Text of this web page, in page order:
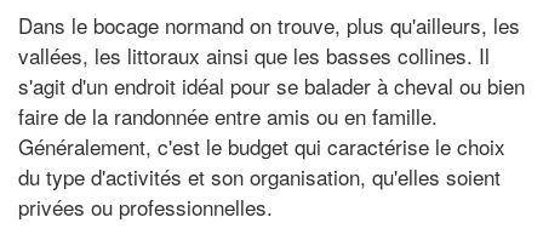
Dans le bocage normand on trouve, plus qu'ailleurs, les
vallées, les littoraux ainsi que les basses collines. Il
s'agit d'un endroit idéal pour se balader à cheval ou bien
faire de la randonnée entre amis ou en famille.
Généralement, c'est le budget qui caractérise le choix
du type d'activités et son organisation, qu'elles soient
privées ou professionnelles.